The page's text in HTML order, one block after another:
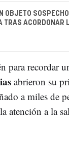
OBJETO
TRAS ACORDONAR
para recordar
abrieron su
a miles de
atención a la